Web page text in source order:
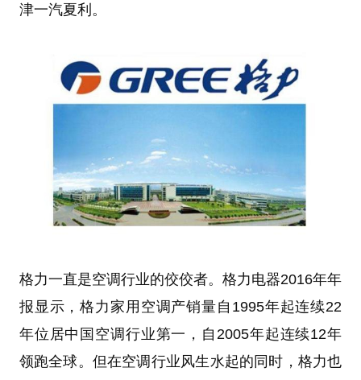
津一汽夏利。
格力一直是空调行业的佼佼者。格力电器2016年年
报显示，格力家用空调产销量自1995年起连续22
年位居中国空调行业第一，自2005年起连续12年
领跑全球。但在空调行业风生水起的同时，格力也